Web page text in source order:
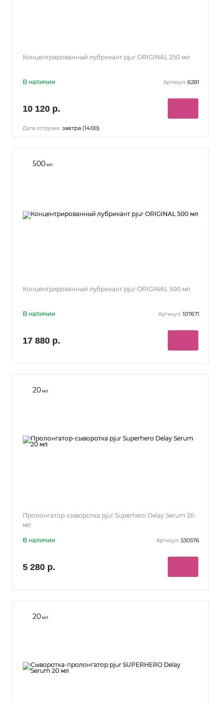
Концентрированный лубрикант pjur ORIGINAL 250 мл
В наличии Артикул: 6281
10 120 р.
Дата отгрузки: завтра (14:00)
500мл
Концентрированный лубрикант pjur ORIGINAL 500 мл
В наличии Артикул: 107671
17 880 р.
20мл
Пролонгатор-сыворотка pjur Superhero Delay Serum 20
мл
В наличии Артикул: 530576
5 280 р.
20мл